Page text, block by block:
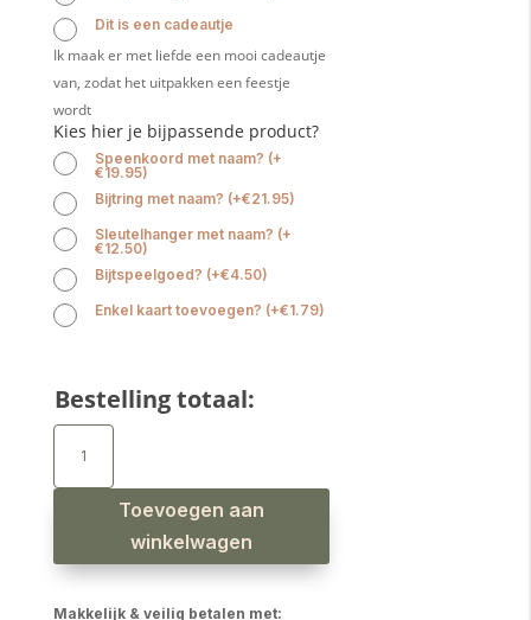
Dit is een cadeautje
Ik maak er met liefde een mooi cadeautje
van, zodat het uitpakken een feestje
wordt
Kies hier je bijpassende product?
Speenkoord met naam? (+
€19.95)
Bijtring met naam? (+€21.95)
Sleutelhanger met naam? (+
€12.50)
Bijtspeelgoed? (+€4.50)
Enkel kaart toevoegen? (+€1.79)
Bestelling totaal:
Babyslab
panter
aantal
Toevoegen aan
winkelwagen
Makkelijk & veilig betalen met: